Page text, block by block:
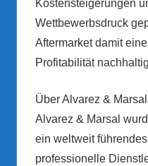
Kostensteigerungen
Wettbewerbsdruck
Aftermarket damit
Profitabilität
Über Alvarez & Marsal
Alvarez & Marsal
ein weltweit
professionelle